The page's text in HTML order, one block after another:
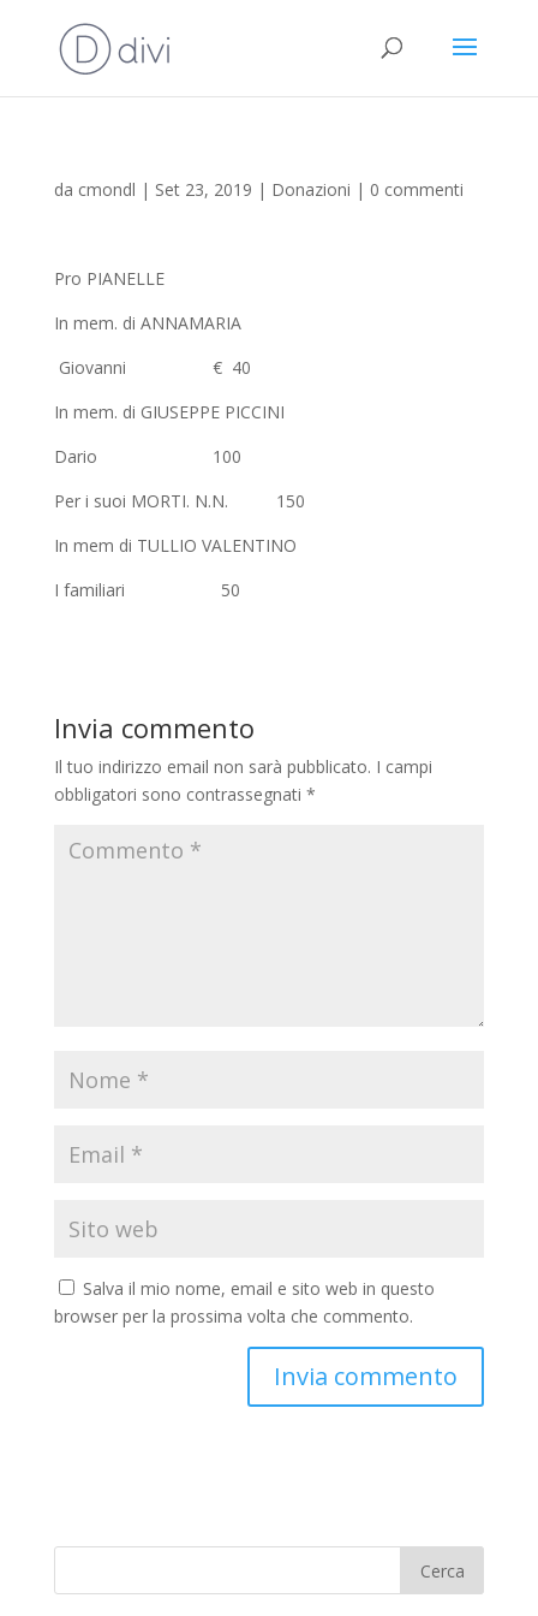
da cmondl | Set 23, 2019 | Donazioni | 0 commenti
Pro PIANELLE
In mem. di ANNAMARIA
Giovanni € 40
In mem. di GIUSEPPE PICCINI
Dario 100
Per i suoi MORTI. N.N. 150
In mem di TULLIO VALENTINO
I familiari 50
Invia commento
Il tuo indirizzo email non sarà pubblicato. I campi
obbligatori sono contrassegnati *
Salva il mio nome, email e sito web in questo
browser per la prossima volta che commento.